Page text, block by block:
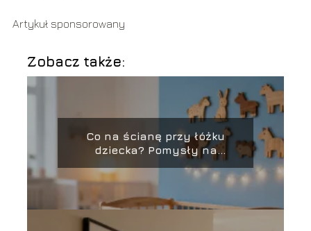
Artykuł sponsorowany
Zobacz także:
Co na ścianę przy łóżku
dziecka? Pomysły na